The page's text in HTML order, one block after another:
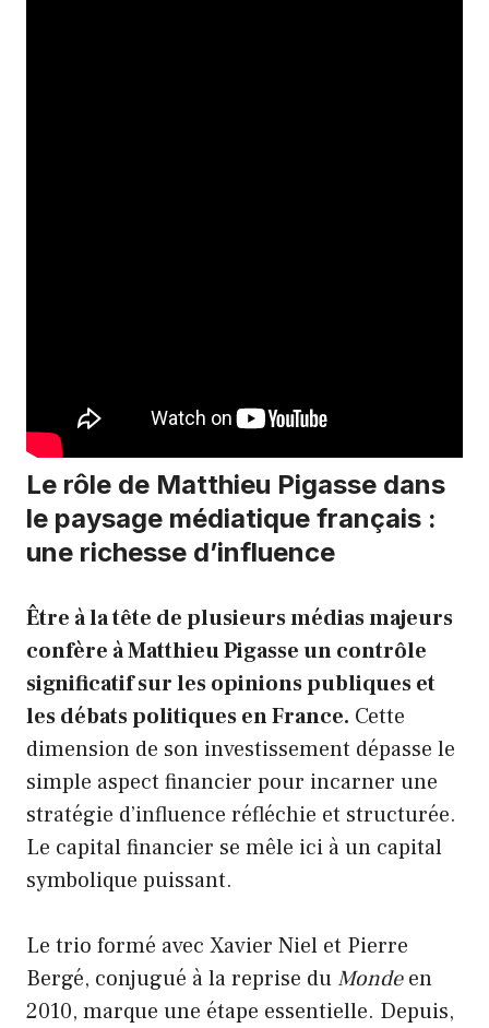
Le rôle de Matthieu Pigasse dans
le paysage médiatique français :
une richesse d’influence
Être à la tête de plusieurs médias majeurs
confère à Matthieu Pigasse un contrôle
significatif sur les opinions publiques et
les débats politiques en France. Cette
dimension de son investissement dépasse le
simple aspect financier pour incarner une
stratégie d’influence réfléchie et structurée.
Le capital financier se mêle ici à un capital
symbolique puissant.
Le trio formé avec Xavier Niel et Pierre
Bergé, conjugué à la reprise du Mondeen
2010, marque une étape essentielle. Depuis,